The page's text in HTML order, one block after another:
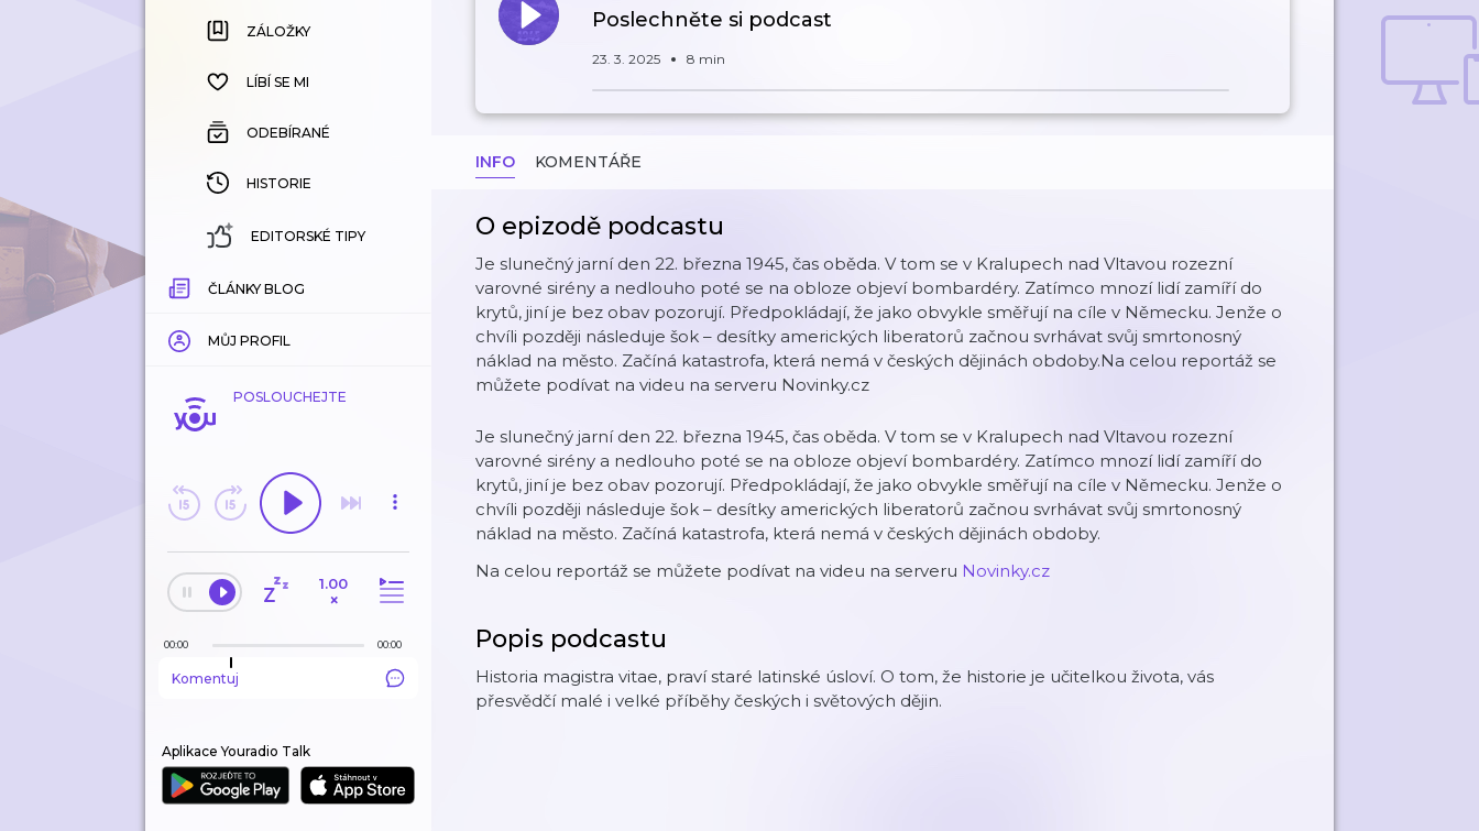
ZÁLOŽKY
HISTORIE
ZÁLOŽKY
LÍBÍ SE MI
ODEBÍRANÉ
HISTORIE
EDITORSKÉ TIPY
ČLÁNKY BLOG
MŮJ PROFIL
POSLOUCHEJTE
1.00
×
00:00 00:00
Komentuj
Aplikace Youradio Talk
Poslechněte si podcast
23. 3. 2025 8 min
INFO KOMENTÁŘE
O epizodě podcastu
Je slunečný jarní den 22. března 1945, čas oběda. V tom se v Kralupech nad Vltavou rozezní
varovné sirény a nedlouho poté se na obloze objeví bombardéry. Zatímco mnozí lidí zamíří do
krytů, jiní je bez obav pozorují. Předpokládají, že jako obvykle směřují na cíle v Německu. Jenže o
chvíli později následuje šok – desítky amerických liberatorů začnou svrhávat svůj smrtonosný
náklad na město. Začíná katastrofa, která nemá v českých dějinách obdoby.Na celou reportáž se
můžete podívat na videu na serveru Novinky.cz
Je slunečný jarní den 22. března 1945, čas oběda. V tom se v Kralupech nad Vltavou rozezní
varovné sirény a nedlouho poté se na obloze objeví bombardéry. Zatímco mnozí lidí zamíří do
krytů, jiní je bez obav pozorují. Předpokládají, že jako obvykle směřují na cíle v Německu. Jenže o
chvíli později následuje šok – desítky amerických liberatorů začnou svrhávat svůj smrtonosný
náklad na město. Začíná katastrofa, která nemá v českých dějinách obdoby.
Na celou reportáž se můžete podívat na videu na serveru Novinky.cz
Popis podcastu
Historia magistra vitae, praví staré latinské úsloví. O tom, že historie je učitelkou života, vás
přesvědčí malé i velké příběhy českých i světových dějin.